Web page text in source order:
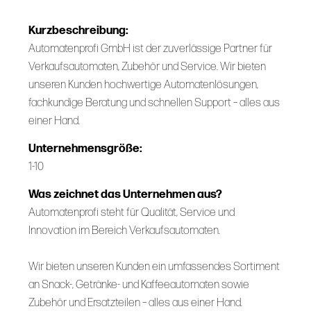
Kurzbeschreibung:
Automatenprofi GmbH ist der zuverlässige Partner für
Verkaufsautomaten, Zubehör und Service. Wir bieten
unseren Kunden hochwertige Automatenlösungen,
fachkundige Beratung und schnellen Support – alles aus
einer Hand.
Unternehmensgröße:
1-10
Was zeichnet das Unternehmen aus?
Automatenprofi steht für Qualität, Service und
Innovation im Bereich Verkaufsautomaten.
Wir bieten unseren Kunden ein umfassendes Sortiment
an Snack-, Getränke- und Kaffeeautomaten sowie
Zubehör und Ersatzteilen – alles aus einer Hand.